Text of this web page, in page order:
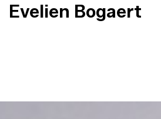
Evelien Bogaert